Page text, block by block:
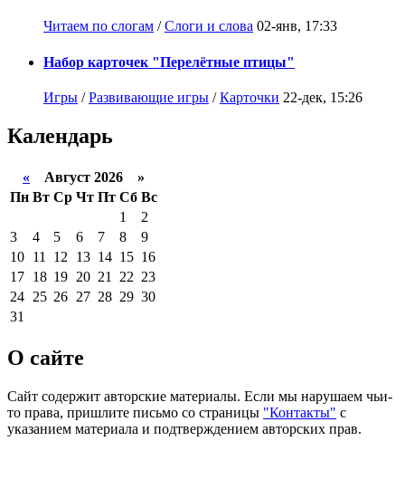
Читаем по слогам /Слоги и слова 02-янв, 17:33
Набор карточек "Перелётные птицы"
Игры /Развивающие игры /Карточки 22-дек, 15:26
Календарь
« Август 2026 »
Пн Вт Ср Чт Пт Сб Вс
1
2
3
4 5 6 7 8
9
10 11 12 13 14 15 16
17 18 19 20 21 22 23
24 25 26 27 28 29 30
31
О сайте
Сайт содержит авторские материалы. Если мы нарушаем чьи-
то права, пришлите письмо со страницы "Контакты" с
указанием материала и подтверждением авторских прав.